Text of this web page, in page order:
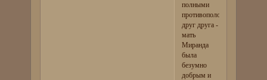
полными
противоположностями
друг друга -
мать
Миранда
была
безумно
добрым и